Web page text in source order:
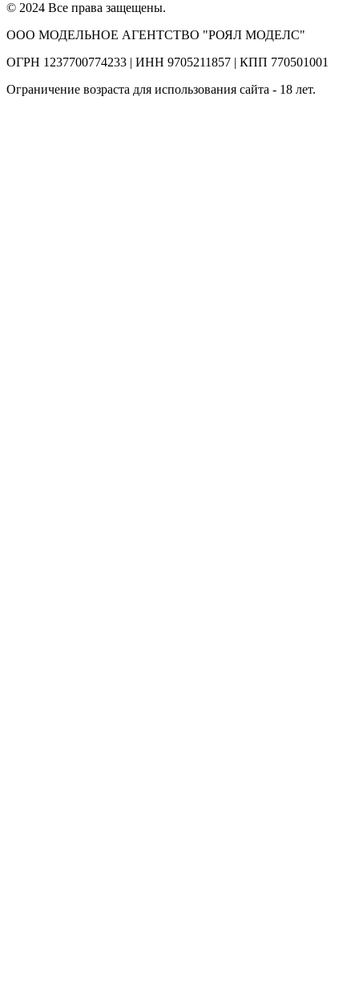
© 2024 Все права защещены.
ООО МОДЕЛЬНОЕ АГЕНТСТВО "РОЯЛ МОДЕЛС"
ОГРН 1237700774233 | ИНН 9705211857 | КПП 770501001
Ограничение возраста для использования сайта - 18 лет.